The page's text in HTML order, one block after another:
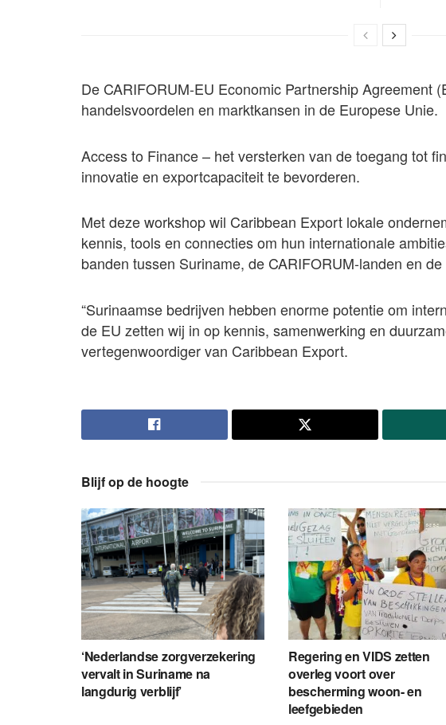
De CARIFORUM-EU Economic Partnership Agreement
handelsvoordelen en marktkansen in de Europese Unie.
Access to Finance – het versterken van de toegang tot
innovatie en exportcapaciteit te bevorderen.
Met deze workshop wil Caribbean Export lokale
kennis, tools en connecties om hun internationale
banden tussen Suriname, de CARIFORUM-landen en
“Surinaamse bedrijven hebben enorme potentie om
de EU zetten wij in op kennis, samenwerking en
vertegenwoordiger van Caribbean Export.
Blijf op de hoogte
‘Nederlandse zorgverzekering
vervalt in Suriname na
langdurig verblijf’
Regering en VIDS zetten
overleg voort over
bescherming woon- en
leefgebieden